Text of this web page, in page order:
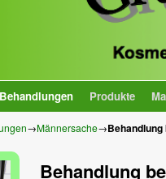
wechseln
Behandlungen Produkte
→Männersache→
Behandlung